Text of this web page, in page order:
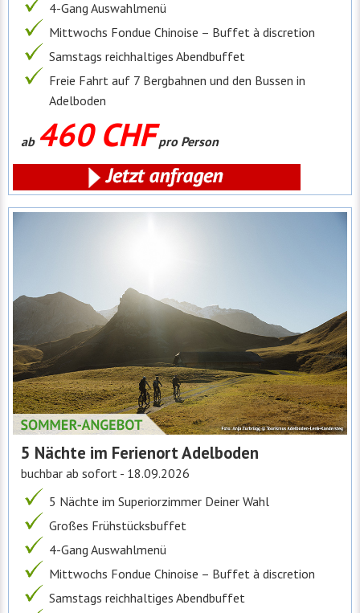
4-Gang Auswahlmenü
Mittwochs Fondue Chinoise – Buffet à discretion
Samstags reichhaltiges Abendbuffet
Freie Fahrt auf 7 Bergbahnen und den Bussen in
Adelboden
ab 460 CHFpro Person
5 Nächte im Ferienort Adelboden
buchbar ab sofort - 18.09.2026
5 Nächte im Superiorzimmer Deiner Wahl
Großes Frühstücksbuffet
4-Gang Auswahlmenü
Mittwochs Fondue Chinoise – Buffet à discretion
Samstags reichhaltiges Abendbuffet